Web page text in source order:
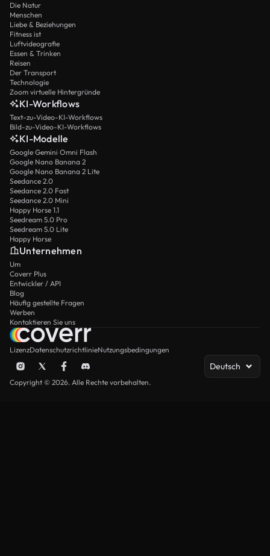
Die Natur
Menschen
Liebe & Beziehungen
Fitness ist
Luftvideografie
Essen & Trinken
Reisen
Der Transport
Technologie
Zoom virtuelle Hintergründe
KI-Workflows
Text-zu-Video-KI-Workflows
Bild-zu-Video-KI-Workflows
KI-Modelle
Google Gemini Omni Flash
Google Nano Banana 2
Google Nano Banana 2 Lite
Seedance 2.0
Seedance 2.0 Fast
Seedance 2.0 Mini
Happy Horse 1.1
Seedream 5.0 Pro
Seedream 5.0 Lite
Happy Horse
Unternehmen
Um
Coverr Plus
Entwickler / API
Blog
Häufig gestellte Fragen
Werben
Kontaktieren Sie uns
LizenzDatenschutzrichtlinieNutzungsbedingungen
Deutsch
Copyright © 2026. Alle Rechte vorbehalten.